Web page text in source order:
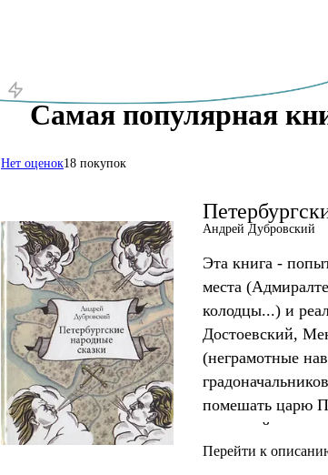
Самая популярная
Нет оценок18 покупок
Андрей Дубровский
Эта книга -
места
колодцы...) и
Достоевский,
(неграмотные
помешать царю
дремучий лес;
Перейти к